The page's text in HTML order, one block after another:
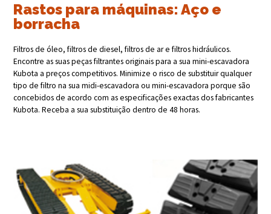
Rastos para máquinas: Aço e
borracha
Filtros de óleo, filtros de diesel, filtros de ar e filtros hidráulicos.
Encontre as suas peças filtrantes originais para a sua mini-escavadora
Kubota a preços competitivos. Minimize o risco de substituir qualquer
tipo de filtro na sua midi-escavadora ou mini-escavadora porque são
concebidos de acordo com as especificações exactas dos fabricantes
Kubota. Receba a sua substituição dentro de 48 horas.